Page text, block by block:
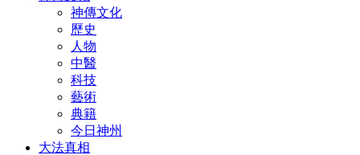
神傳文化
歷史
人物
中醫
科技
藝術
典籍
今日神州
大法真相